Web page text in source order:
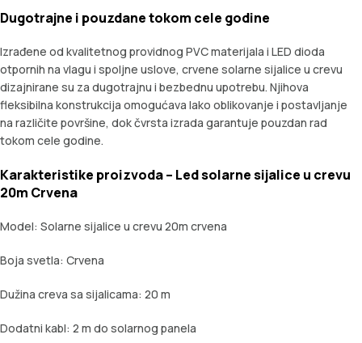
Dugotrajne i pouzdane tokom cele godine
Izrađene od kvalitetnog providnog PVC materijala i LED dioda
otpornih na vlagu i spoljne uslove, crvene solarne sijalice u crevu
dizajnirane su za dugotrajnu i bezbednu upotrebu. Njihova
fleksibilna konstrukcija omogućava lako oblikovanje i postavljanje
na različite površine, dok čvrsta izrada garantuje pouzdan rad
tokom cele godine.
Karakteristike proizvoda – Led solarne sijalice u crevu
20m Crvena
Model: Solarne sijalice u crevu 20m crvena
Boja svetla: Crvena
Dužina creva sa sijalicama: 20 m
Dodatni kabl: 2 m do solarnog panela